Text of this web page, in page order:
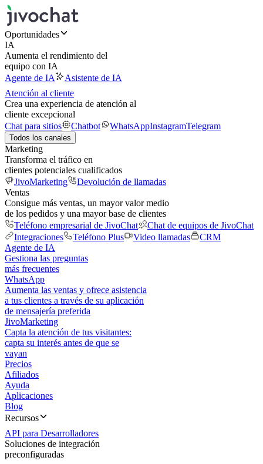
Oportunidades
IA
Aumenta el rendimiento del
equipo con IA
Agente de IA
Asistente de IA
Atención al cliente
Crea una experiencia de atención al
cliente excepcional
Chat para sitios
Chatbot WhatsAppInstagramTelegram
Todos los canales
Marketing
Transforma el tráfico en
clientes potenciales cualificados
JivoMarketing
Devolución de llamadas
Ventas
Consigue más ventas, un mayor valor medio
de los pedidos y una mayor base de clientes
Teléfono empresarial de JivoChat
Chat de equipos de JivoChat
Integraciones
Teléfono Plus Video llamadas
CRM
Agente de IA
Gestiona las preguntas
más frecuentes
WhatsApp
Aumenta las ventas y ofrece asistencia
a tus clientes a través de su aplicación
de mensajería preferida
JivoMarketing
Capta la atención de tus visitantes:
capta su interés antes de que se
vayan
Precios
Afiliados
Ayuda
Aplicaciones
Blog
Recursos
API para Desarrolladores
Soluciones de integración
preconfiguradas